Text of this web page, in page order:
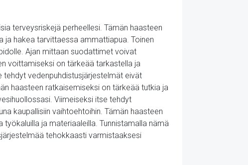
terveysriskejä perheellesi. Tämän haasteen
hakea tarvittaessa ammattiapua. Toinen
Ajan mittaan suodattimet voivat
voittamiseksi on tärkeää tarkastella ja
vedenpuhdistusjärjestelmät eivät
haasteen ratkaisemiseksi on tärkeää tutkia ja
Viimeiseksi itse tehdyt
kaupallisiin vaihtoehtoihin. Tämän haasteen
ja materiaaleilla. Tunnistamalla nämä
tehokkaasti varmistaaksesi